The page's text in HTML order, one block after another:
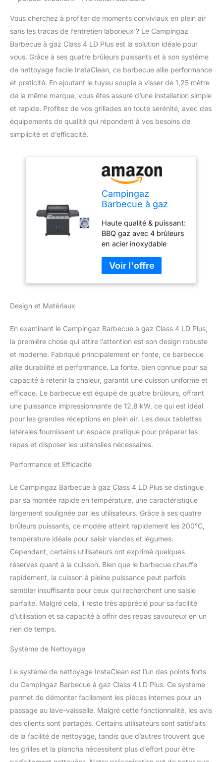
Vous cherchez à profiter de moments conviviaux en plein air
sans les tracas de l’entretien laborieux ? Le Campingaz
Barbecue à gaz Class 4 LD Plus est la solution idéale pour
vous. Grâce à ses quatre brûleurs puissants et à son système
de nettoyage facile InstaClean, ce barbecue allie performance
et praticité. En ajoutant le tuyau souple à visser de 1,25 mètre
de la même marque, vous êtes assuré d’une installation simple
et rapide. Profitez de vos grillades en toute sérénité, avec des
équipements de qualité qui répondent à vos besoins de
simplicité et d’efficacité.
Campingaz
Barbecue à gaz
brûleurs, Puissance
12.8kW,Système de
nettoyage facile
InstaClean, grille et
plancha en fonte
double émaillage, 2
tablettes latérales +
pour Barbecue à
Gaz
Haute qualité & puissant:
BBQ gaz avec 4 brûleurs
en acier inoxydable
kW); système d'allumage
Piezo pour un allumage
simple et pratique
double émaillage (78 x
45 cm), grille de
Modular System (pierre à
pizza, wok, plat à paëlla
vendus séparément)
Entrée (raccord côté
détendeur) : M 20 x 150
Ecrou G 1/2 (raccord
côté appareil)
Design et Matériaux
En examinant le Campingaz Barbecue à gaz Class 4 LD Plus,
la première chose qui attire l’attention est son design robuste
et moderne. Fabriqué principalement en fonte, ce barbecue
allie durabilité et performance. La fonte, bien connue pour sa
capacité à retenir la chaleur, garantit une cuisson uniforme et
efficace. Le barbecue est équipé de quatre brûleurs, offrant
une puissance impressionnante de 12,8 kW, ce qui est idéal
pour les grandes réceptions en plein air. Les deux tablettes
latérales fournissent un espace pratique pour préparer les
repas et disposer les ustensiles nécessaires.
Performance et Efficacité
Le Campingaz Barbecue à gaz Class 4 LD Plus se distingue
par sa montée rapide en température, une caractéristique
largement soulignée par les utilisateurs. Grâce à ses quatre
brûleurs puissants, ce modèle atteint rapidement les 200°C,
température idéale pour saisir viandes et légumes.
Cependant, certains utilisateurs ont exprimé quelques
réserves quant à la cuisson. Bien que le barbecue chauffe
rapidement, la cuisson à pleine puissance peut parfois
sembler insuffisante pour ceux qui recherchent une saisie
parfaite. Malgré cela, il reste très apprécié pour sa facilité
d’utilisation et sa capacité à offrir des repas savoureux en un
rien de temps.
Système de Nettoyage
Le système de nettoyage InstaClean est l’un des points forts
du Campingaz Barbecue à gaz Class 4 LD Plus. Ce système
permet de démonter facilement les pièces internes pour un
passage au lave-vaisselle. Malgré cette fonctionnalité, les avis
des clients sont partagés. Certains utilisateurs sont satisfaits
de la facilité de nettoyage, tandis que d’autres trouvent que
les grilles et la plancha nécessitent plus d’effort pour être